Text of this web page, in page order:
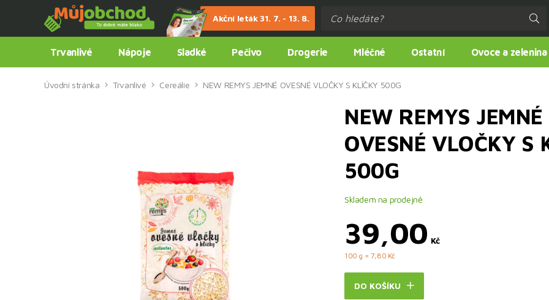
Akční leták 31. 7. - 13. 8.
Trvanlivé Nápoje Sladké Pečivo Drogerie Mléčné Ostatní Ovoce a zelenina
Úvodní stránka Trvanlivé Cereálie NEW REMYS JEMNÉ OVESNÉ VLOČKY S KLÍČKY 500G
NEW REMYS JEMNÉ
OVESNÉ VLOČKY S
500G
Skladem na prodejně
39,00 Kč
100 g = 7,80 Kč
DO KOŠÍKU